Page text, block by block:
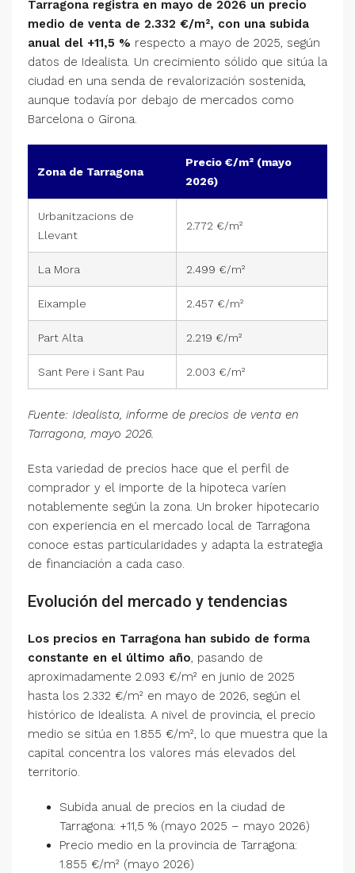
Tarragona registra en mayo de 2026 un precio
medio de venta de 2.332 €/m², con una subida
anual del +11,5 % respecto a mayo de 2025, según
datos de Idealista. Un crecimiento sólido que sitúa la
ciudad en una senda de revalorización sostenida,
aunque todavía por debajo de mercados como
Barcelona o Girona.
Zona de Tarragona
Precio €/m² (mayo
2026)
Urbanitzacions de
Llevant
2.772 €/m²
La Mora 2.499 €/m²
Eixample 2.457 €/m²
Part Alta 2.219 €/m²
Sant Pere i Sant Pau 2.003 €/m²
Fuente: Idealista, informe de precios de venta en
Tarragona, mayo 2026.
Esta variedad de precios hace que el perfil de
comprador y el importe de la hipoteca varíen
notablemente según la zona. Un broker hipotecario
con experiencia en el mercado local de Tarragona
conoce estas particularidades y adapta la estrategia
de financiación a cada caso.
Evolución del mercado y tendencias
Los precios en Tarragona han subido de forma
constante en el último año, pasando de
aproximadamente 2.093 €/m² en junio de 2025
hasta los 2.332 €/m² en mayo de 2026, según el
histórico de Idealista. A nivel de provincia, el precio
medio se sitúa en 1.855 €/m², lo que muestra que la
capital concentra los valores más elevados del
territorio.
Subida anual de precios en la ciudad de
Tarragona: +11,5 % (mayo 2025 – mayo 2026)
Precio medio en la provincia de Tarragona:
1.855 €/m² (mayo 2026)